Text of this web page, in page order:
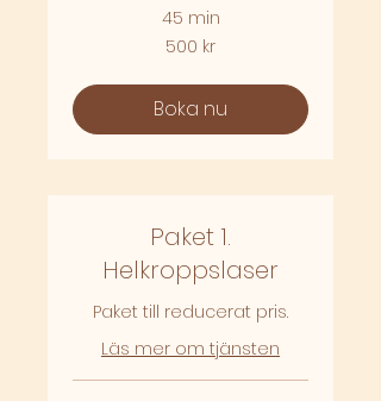
45 min
500 kr
Boka nu
Paket 1.
Helkroppslaser
Paket till reducerat pris.
Läs mer om tjänsten